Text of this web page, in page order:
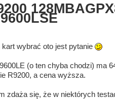
kart wybrać oto jest pytanie
(o ten chyba chodzi) ma
R9200, a cena wyższa.
zdaża się, że w niektórych